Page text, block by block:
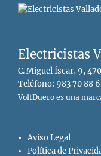
Electricistas
C. Miguel Íscar, 9,
Teléfono: 983 70 88
VoltDuero es una
Aviso Legal
Política de